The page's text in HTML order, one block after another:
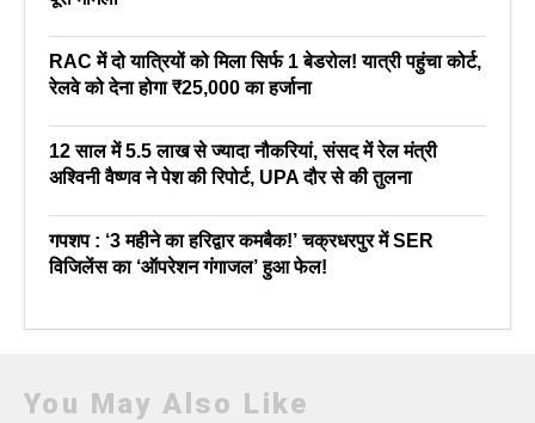
RAC में दो यात्रियों को मिला सिर्फ 1 बेडरोल! यात्री पहुंचा कोर्ट,
रेलवे को देना होगा ₹25,000 का हर्जाना
12 साल में 5.5 लाख से ज्यादा नौकरियां, संसद में रेल मंत्री
अश्विनी वैष्णव ने पेश की रिपोर्ट, UPA दौर से की तुलना
गपशप : ‘3 महीने का हरिद्वार कमबैक!’ चक्रधरपुर में SER
विजिलेंस का ‘ऑपरेशन गंगाजल’ हुआ फेल!
You May Also Like